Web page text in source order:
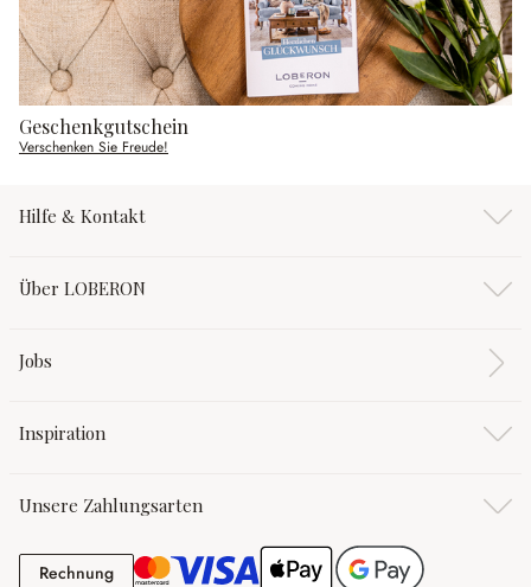
Geschenkgutschein
Verschenken Sie Freude!
Hilfe & Kontakt
Über LOBERON
Jobs
Inspiration
Unsere Zahlungsarten
RechnungRechnung